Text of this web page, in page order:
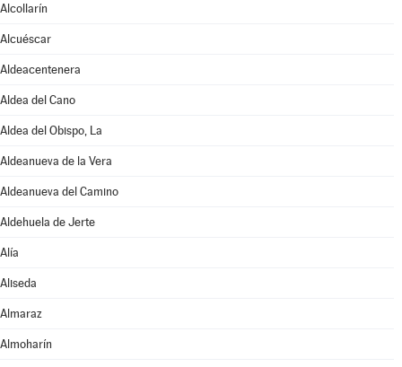
Alcollarín
Alcuéscar
Aldeacentenera
Aldea del Cano
Aldea del Obispo, La
Aldeanueva de la Vera
Aldeanueva del Camino
Aldehuela de Jerte
Alía
Aliseda
Almaraz
Almoharín